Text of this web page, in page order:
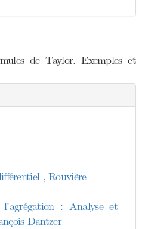
de Taylor. Exemples et
, Rouvière
l'agrégation : Analyse et
Dantzer